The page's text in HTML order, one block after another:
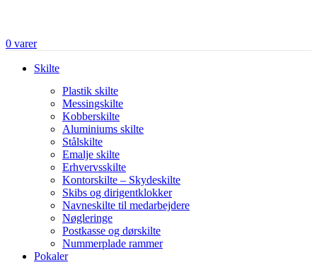
0 varer
Skilte
Plastik skilte
Messingskilte
Kobberskilte
Aluminiums skilte
Stålskilte
Emalje skilte
Erhvervsskilte
Kontorskilte – Skydeskilte
Skibs og dirigentklokker
Navneskilte til medarbejdere
Nøgleringe
Postkasse og dørskilte
Nummerplade rammer
Pokaler